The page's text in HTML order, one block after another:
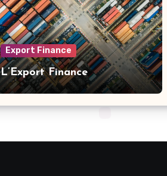
Export Finance
L’Export Finance